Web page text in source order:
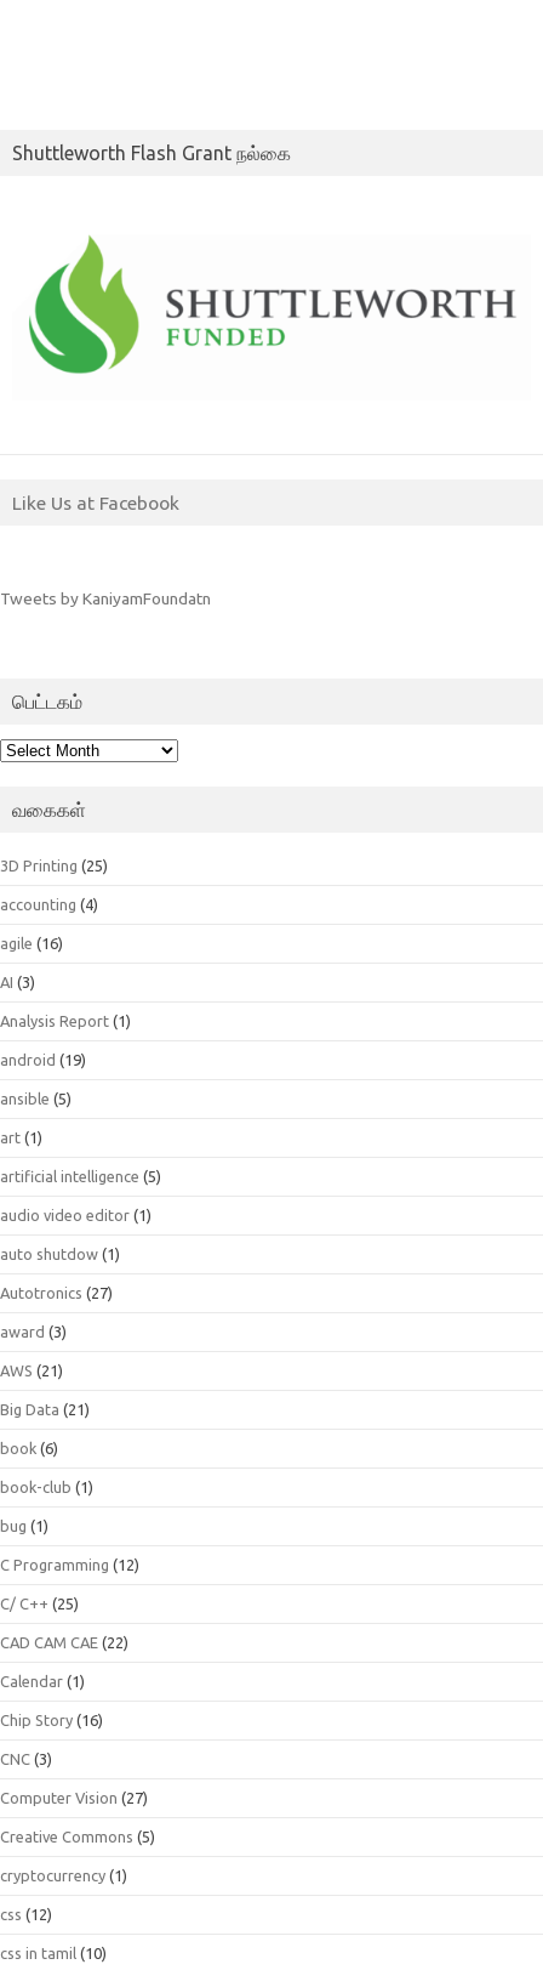
Shuttleworth Flash Grant நல்கை
Like Us at Facebook
Tweets by KaniyamFoundatn
பெட்டகம்
பெட்டகம்
வகைகள்
3D Printing (25)
accounting (4)
agile (16)
AI (3)
Analysis Report (1)
android (19)
ansible (5)
art (1)
artificial intelligence (5)
audio video editor (1)
auto shutdow (1)
Autotronics (27)
award (3)
AWS (21)
Big Data (21)
book (6)
book-club (1)
bug (1)
C Programming (12)
C/ C++ (25)
CAD CAM CAE (22)
Calendar (1)
Chip Story (16)
CNC (3)
Computer Vision (27)
Creative Commons (5)
cryptocurrency (1)
css (12)
css in tamil (10)